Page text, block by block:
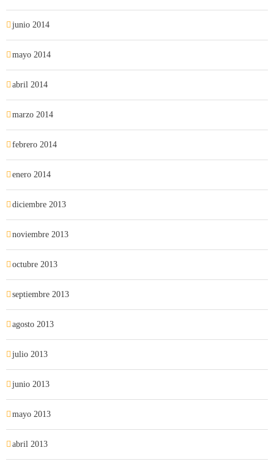
junio 2014
mayo 2014
abril 2014
marzo 2014
febrero 2014
enero 2014
diciembre 2013
noviembre 2013
octubre 2013
septiembre 2013
agosto 2013
julio 2013
junio 2013
mayo 2013
abril 2013